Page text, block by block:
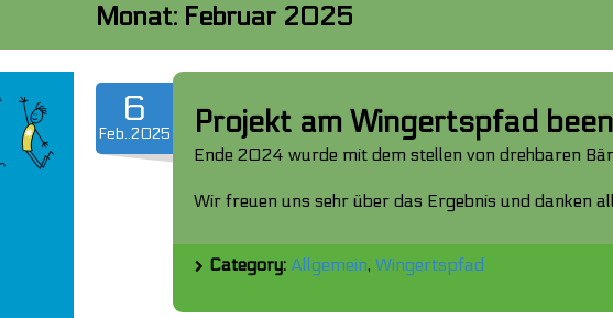
Monat: Februar 2025
6
Feb..2025 Projekt am Wingertspfad
Ende 2024 wurde mit dem stellen von drehbaren
Wir freuen uns sehr über das Ergebnis und danken
Category: Allgemein, Wingertspfad